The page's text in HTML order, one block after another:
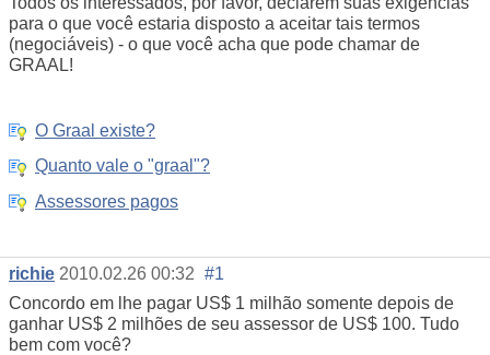
para o que você estaria disposto a aceitar tais termos
(negociáveis) - o que você acha que pode chamar de
GRAAL!
O Graal existe?
Quanto vale o "graal"?
Assessores pagos
richie 2010.02.26 00:32 #1
Concordo em lhe pagar US$ 1 milhão somente depois de
ganhar US$ 2 milhões de seu assessor de US$ 100. Tudo
bem com você?